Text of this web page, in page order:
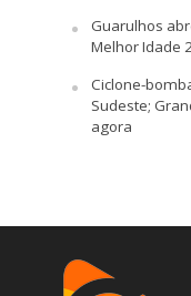
Guarulhos
Melhor Idade
Ciclone-
Sudeste;
agora